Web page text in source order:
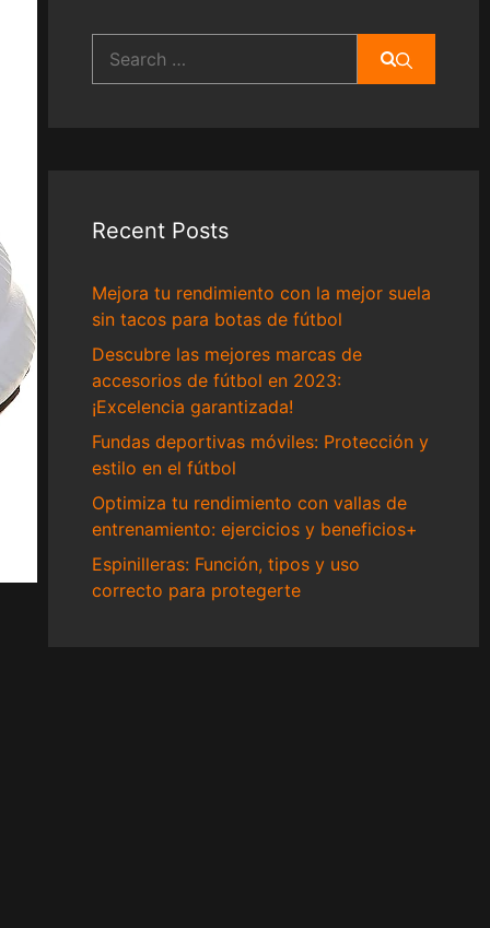
for:
Recent Posts
Mejora tu rendimiento con la mejor suela
sin tacos para botas de fútbol
Descubre las mejores marcas de
accesorios de fútbol en 2023:
¡Excelencia garantizada!
Fundas deportivas móviles: Protección y
estilo en el fútbol
Optimiza tu rendimiento con vallas de
entrenamiento: ejercicios y beneficios+
Espinilleras: Función, tipos y uso
correcto para protegerte